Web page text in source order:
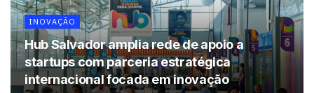
INOVAÇÃO
Hub Salvador amplia rede de apoio a
startups com parceria estratégica
internacional focada em inovação